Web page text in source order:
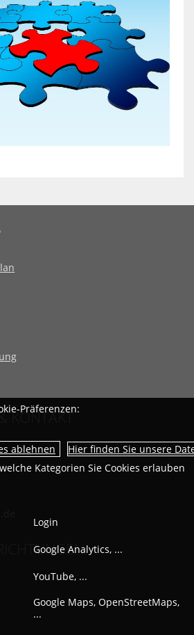
KONTAKT
Präferenzen:
Hier finden Sie unsere
Kategorien Sie Cookies erlauben
Login
Google Analytics, ...
YouTube, ...
Google Maps, OpenStreetMaps,
...